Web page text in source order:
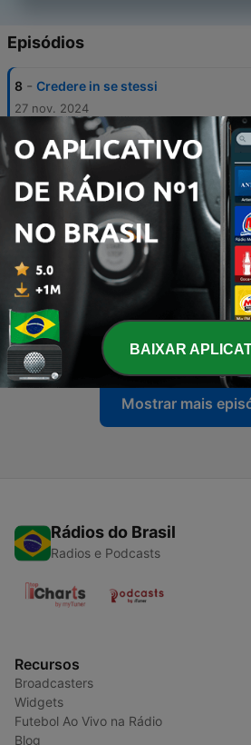
Episódios
8 - Credere in se stessi
27 nov. 2024
7 - La Meditazione del Tramonto
6 - La meditazione della pioggia la
22 maio 2020
5 Il RILASSAMENTO della SCALA
29 mar. 2020
4 - Rilassamento Progressivo
20 mar. 2020
Mostrar mais
Rádios do Brasil
Radios e Podcasts
Recursos
Broadcasters
Widgets
Futebol Ao Vivo na Rádio
Blog
BAIXAR